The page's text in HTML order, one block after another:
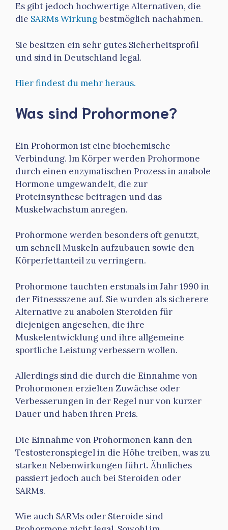
Es gibt jedoch hochwertige Alternativen, die
die SARMs Wirkungbestmöglich nachahmen.
Sie besitzen ein sehr gutes Sicherheitsprofil
und sind in Deutschland legal.
Hier findest du mehr heraus.
Was sind Prohormone?
Ein Prohormon ist eine biochemische
Verbindung. Im Körper werden Prohormone
durch einen enzymatischen Prozess in anabole
Hormone umgewandelt, die zur
Proteinsynthese beitragen und das
Muskelwachstum anregen.
Prohormone werden besonders oft genutzt,
um schnell Muskeln aufzubauen sowie den
Körperfettanteil zu verringern.
Prohormone tauchten erstmals im Jahr 1990 in
der Fitnessszene auf. Sie wurden als sicherere
Alternative zu anabolen Steroiden für
diejenigen angesehen, die ihre
Muskelentwicklung und ihre allgemeine
sportliche Leistung verbessern wollen.
Allerdings sind die durch die Einnahme von
Prohormonen erzielten Zuwächse oder
Verbesserungen in der Regel nur von kurzer
Dauer und haben ihren Preis.
Die Einnahme von Prohormonen kann den
Testosteronspiegel in die Höhe treiben, was zu
starken Nebenwirkungen führt. Ähnliches
passiert jedoch auch bei Steroiden oder
SARMs.
Wie auch SARMs oder Steroide sind